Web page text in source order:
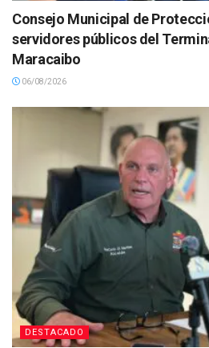
Consejo Municipal de
servidores públicos del
Maracaibo
06/08/2026
DESTACADO